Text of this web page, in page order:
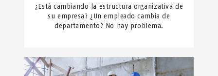
¿Está cambiando la estructura organizativa de
su empresa? ¿Un empleado cambia de
departamento? No hay problema.